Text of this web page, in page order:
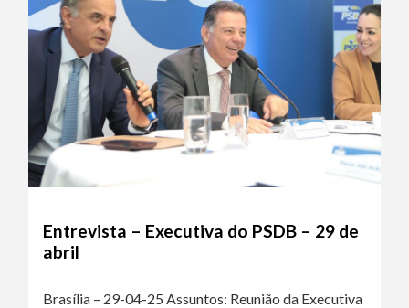
Entrevista – Executiva do PSDB – 29 de
abril
Brasília – 29-04-25 Assuntos: Reunião da Executiva